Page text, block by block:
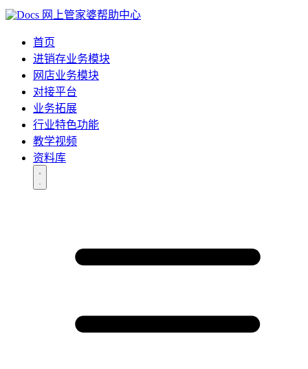
网上管家婆帮助中心
首页
进销存业务模块
网店业务模块
对接平台
业务拓展
行业特色功能
教学视频
资料库